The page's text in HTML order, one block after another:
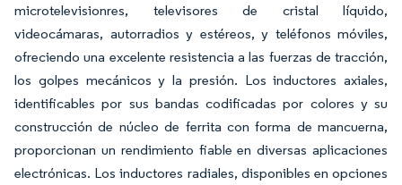
microtelevisionres, televisores de cristal líquido,
videocámaras, autorradios y estéreos, y teléfonos móviles,
ofreciendo una excelente resistencia a las fuerzas de tracción,
los golpes mecánicos y la presión. Los inductores axiales,
identificables por sus bandas codificadas por colores y su
construcción de núcleo de ferrita con forma de mancuerna,
proporcionan un rendimiento fiable en diversas aplicaciones
electrónicas. Los inductores radiales, disponibles en opciones